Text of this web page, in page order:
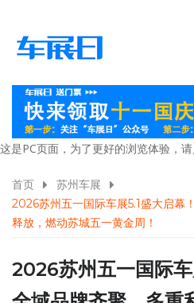
这是PC页面，为了更好的浏览体验，请
首页
苏州车展
2026苏州五一国际车展5.1盛大启幕
释放，燃动苏城五一黄金周！
2026苏州五一国际车